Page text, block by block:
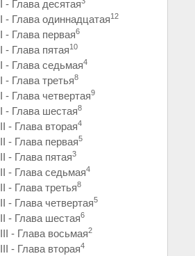
I - Глава десятая
I - Глава одиннадцатая12
I - Глава первая6
I - Глава пятая10
I - Глава седьмая4
I - Глава третья8
I - Глава четвертая9
I - Глава шестая8
II - Глава вторая4
II - Глава первая5
II - Глава пятая3
II - Глава седьмая4
II - Глава третья8
II - Глава четвертая5
II - Глава шестая6
III - Глава восьмая2
III - Глава вторая4